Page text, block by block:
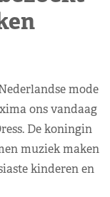
mode
ons vandaag
De koningin
muziek maken
kinderen en